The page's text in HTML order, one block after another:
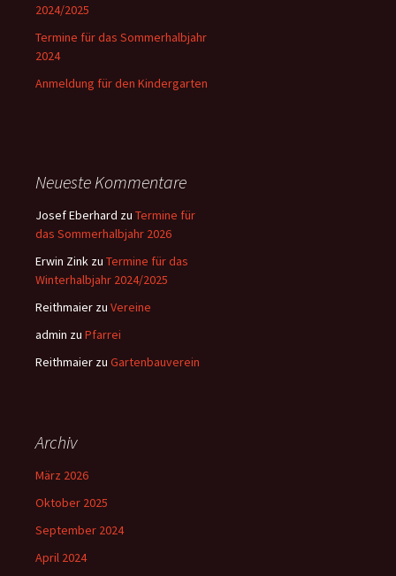
2024/2025
Termine für das Sommerhalbjahr
2024
Anmeldung für den Kindergarten
Neueste Kommentare
Josef Eberhard zu Termine für
das Sommerhalbjahr 2026
Erwin Zink zu Termine für das
Winterhalbjahr 2024/2025
Reithmaier zu Vereine
admin zu Pfarrei
Reithmaier zu Gartenbauverein
Archiv
März 2026
Oktober 2025
September 2024
April 2024